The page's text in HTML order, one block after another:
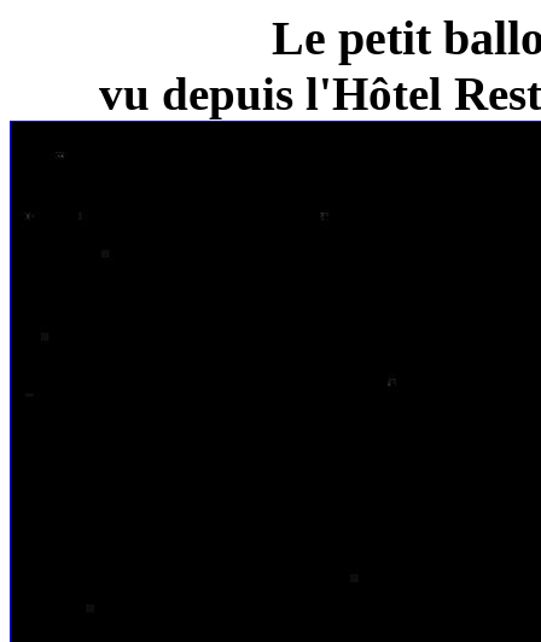
Le petit
vu depuis l'Hôtel